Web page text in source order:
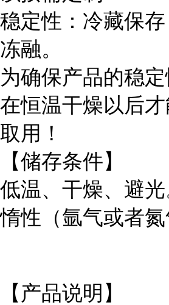
稳定性：冷藏保
冻融。
为确保产品的稳
在恒温干燥以后
取用！
【储存条件】
低温、干燥、避
惰性（氩气或者
【产品说明 】